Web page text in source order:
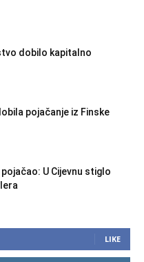
dobilo kapitalno
pojačanje iz Finske
U Cijevnu stiglo
LIKE